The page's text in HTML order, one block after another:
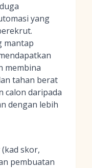
yang
mantap
membina
tahan berat
calon daripada
dengan lebih
skor,
pembuatan